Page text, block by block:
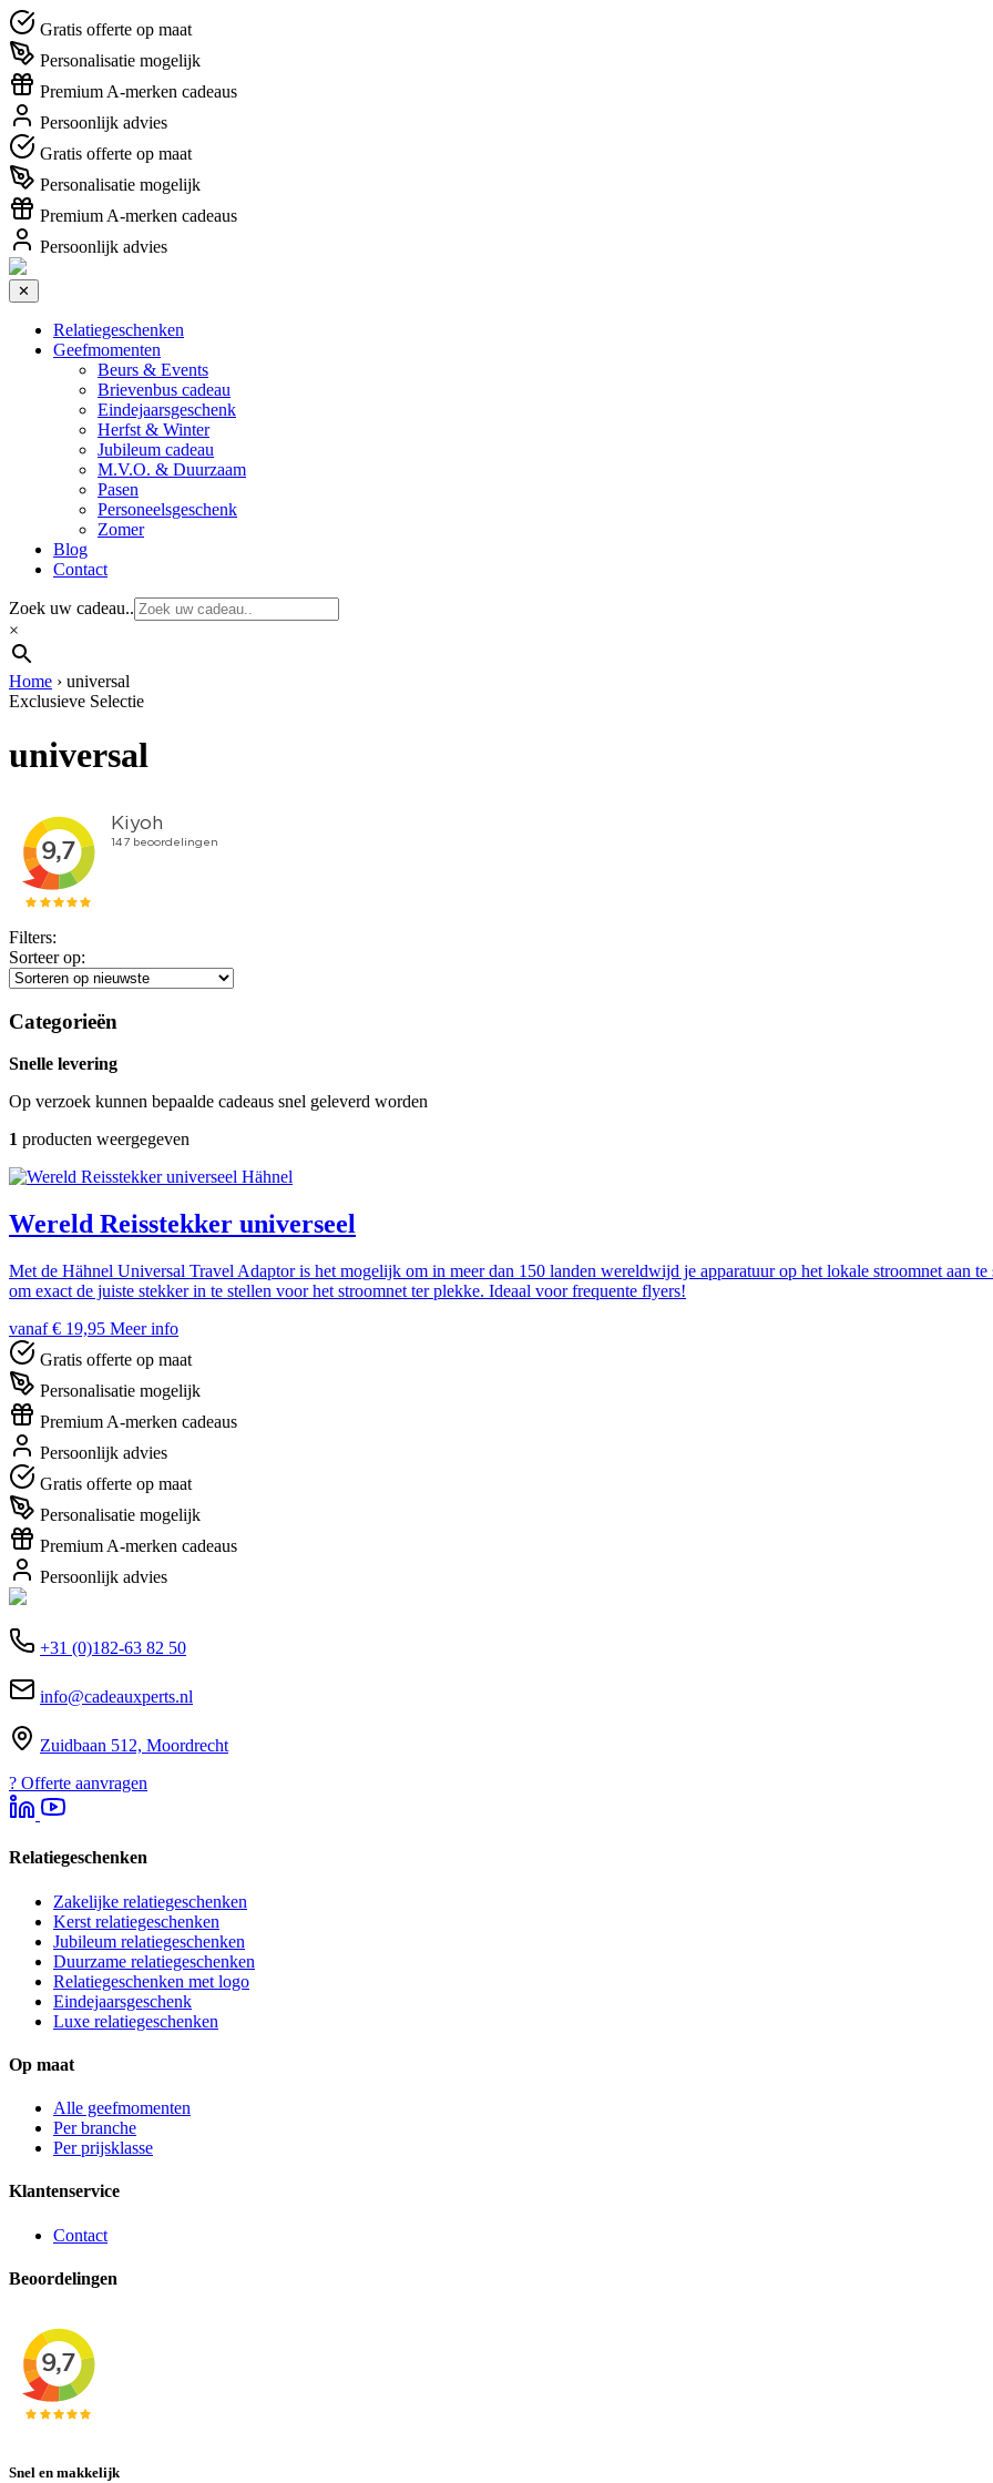
Gratis offerte op maat
Personalisatie mogelijk
Premium A-merken cadeaus
Persoonlijk advies
Gratis offerte op maat
Personalisatie mogelijk
Premium A-merken cadeaus
Persoonlijk advies
✕
Relatiegeschenken
Geefmomenten
Beurs & Events
Brievenbus cadeau
Eindejaarsgeschenk
Herfst & Winter
Jubileum cadeau
M.V.O. & Duurzaam
Pasen
Personeelsgeschenk
Zomer
Blog
Contact
Zoek uw cadeau..
×
Home › universal
Exclusieve Selectie
universal
Filters:
Sorteer op:
Categorieën
Snelle levering
Op verzoek kunnen bepaalde cadeaus snel geleverd worden
1 producten weergegeven
Hähnel
Wereld Reisstekker universeel
Met de Hähnel Universal Travel Adaptor is het mogelijk om in meer dan 150 landen wereldwijd je apparatuur op het lokale stroomnet aan
om exact de juiste stekker in te stellen voor het stroomnet ter plekke. Ideaal voor frequente flyers!
vanaf € 19,95 Meer info
Gratis offerte op maat
Personalisatie mogelijk
Premium A-merken cadeaus
Persoonlijk advies
Gratis offerte op maat
Personalisatie mogelijk
Premium A-merken cadeaus
Persoonlijk advies
+31 (0)182-63 82 50
info@cadeauxperts.nl
Zuidbaan 512, Moordrecht
? Offerte aanvragen
Relatiegeschenken
Zakelijke relatiegeschenken
Kerst relatiegeschenken
Jubileum relatiegeschenken
Duurzame relatiegeschenken
Relatiegeschenken met logo
Eindejaarsgeschenk
Luxe relatiegeschenken
Op maat
Alle geefmomenten
Per branche
Per prijsklasse
Klantenservice
Contact
Beoordelingen
Snel en makkelijk